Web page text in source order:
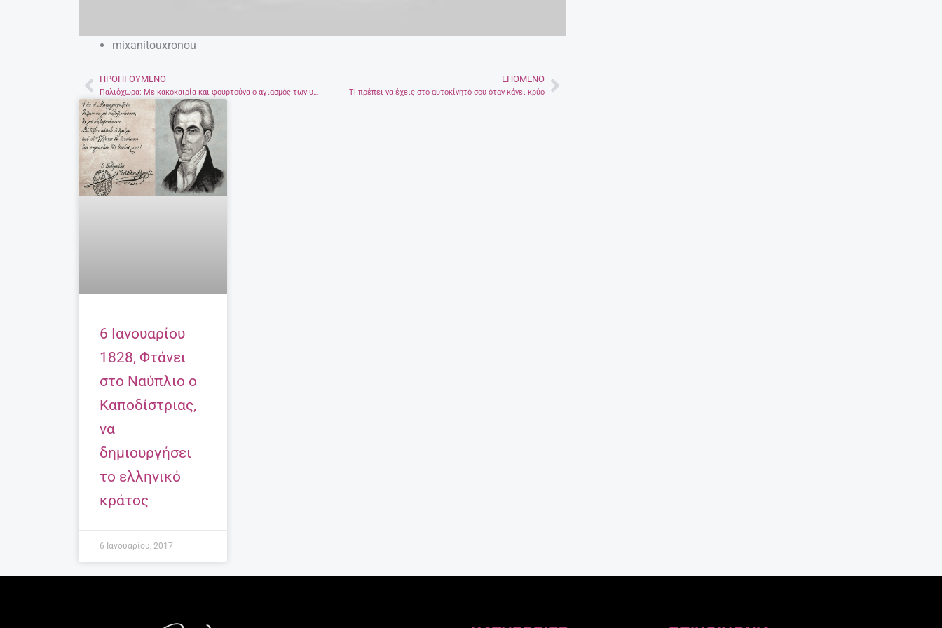
mixanitouxronou
Prev
ΠΡΟΗΓΟΎΜΕΝΟ
Παλιόχωρα: Με κακοκαιρία και φουρτούνα ο αγιασμός των υδάτων (βίντεο)
ΕΠΌΜΕΝΟ
Ti πρέπει να έχεις στο αυτοκίνητό σου όταν κάνει κρύοNext
6 Ιανουαρίου
1828, Φτάνει
στο Ναύπλιο ο
Καποδίστριας,
να
δημιουργήσει
το ελληνικό
κράτος
6 Ιανουαρίου, 2017